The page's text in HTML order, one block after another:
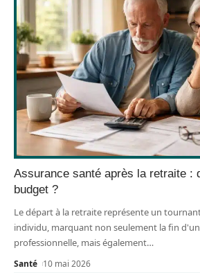
Assurance santé après la retraite :
budget ?
Le départ à la retraite représente un
individu, marquant non seulement la fin
professionnelle, mais également…
Santé 10 mai 2026